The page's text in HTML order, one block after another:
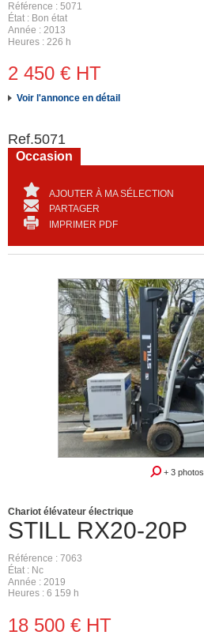
Référence
5071
État
Bon état
Année
2013
Heures
226 h
2 450 € HT
Voir l'annonce en détail
Ref.5071
Occasion
AJOUTER À MA SÉLECTION
PARTAGER
IMPRIMER PDF
+ 3 photos
STILL RX20-20P
Chariot élévateur électrique
Référence
7063
État
Nc
Année
2019
Heures
6 159 h
18 500 € HT